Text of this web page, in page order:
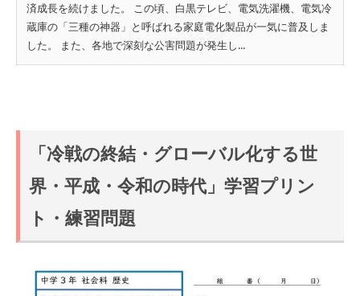
済成長を続けました。 この頃、白黒テレビ、電気洗濯機、電気冷
蔵庫の「三種の神器」と呼ばれる家庭電化製品が一気に普及しま
した。 また、各地で深刻な公害問題が発生し...
「冷戦の終結・グローバル化する世
界・平成・令和の時代」学習プリン
ト・練習問題